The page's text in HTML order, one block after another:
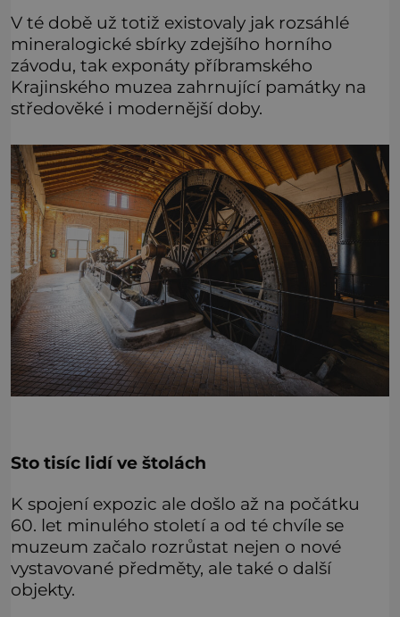
V té době už totiž existovaly jak rozsáhlé
mineralogické sbírky zdejšího horního
závodu, tak exponáty příbramského
Krajinského muzea zahrnující památky na
středověké i modernější doby.
Sto tisíc lidí ve štolách
K spojení expozic ale došlo až na počátku
60. let minulého století a od té chvíle se
muzeum začalo rozrůstat nejen o nové
vystavované předměty, ale také o další
objekty.